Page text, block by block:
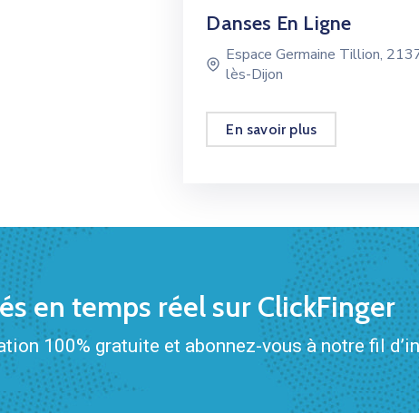
Danses En Ligne
Espace Germaine Tillion,
lès-Dijon
En savoir plus
en temps réel sur ClickFinger
100% gratuite et abonnez-vous à notre fil